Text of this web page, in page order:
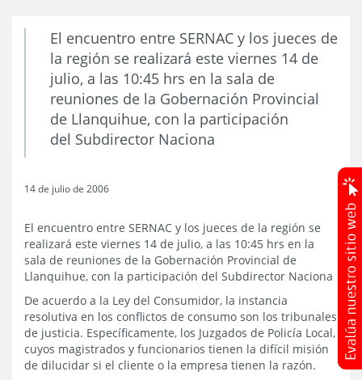
El encuentro entre SERNAC y los jueces de
la región se realizará este viernes 14 de
julio, a las 10:45 hrs en la sala de
reuniones de la Gobernación Provincial
de Llanquihue, con la participación
del Subdirector Naciona
14 de julio de 2006
El encuentro entre SERNAC y los jueces de la región se
realizará este viernes 14 de julio, a las 10:45 hrs en la
sala de reuniones de la Gobernación Provincial de
Llanquihue, con la participación del Subdirector Naciona
De acuerdo a la Ley del Consumidor, la instancia
resolutiva en los conflictos de consumo son los tribunales
de justicia. Específicamente, los Juzgados de Policía Local,
cuyos magistrados y funcionarios tienen la difícil misión
de dilucidar si el cliente o la empresa tienen la razón.